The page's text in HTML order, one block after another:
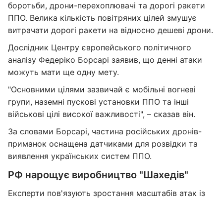
боротьби, дрони-перехоплювачі та дорогі ракети
ППО. Велика кількість повітряних цілей змушує
витрачати дорогі ракети на відносно дешеві дрони.
Дослідник Центру європейського політичного
аналізу Федеріко Борсарі заявив, що денні атаки
можуть мати ще одну мету.
"Основними цілями зазвичай є мобільні вогневі
групи, наземні пускові установки ППО та інші
військові цілі високої важливості", – сказав він.
За словами Борсарі, частина російських дронів-
приманок оснащена датчиками для розвідки та
виявлення українських систем ППО.
РФ нарощує виробництво "Шахедів"
Експерти пов'язують зростання масштабів атак із